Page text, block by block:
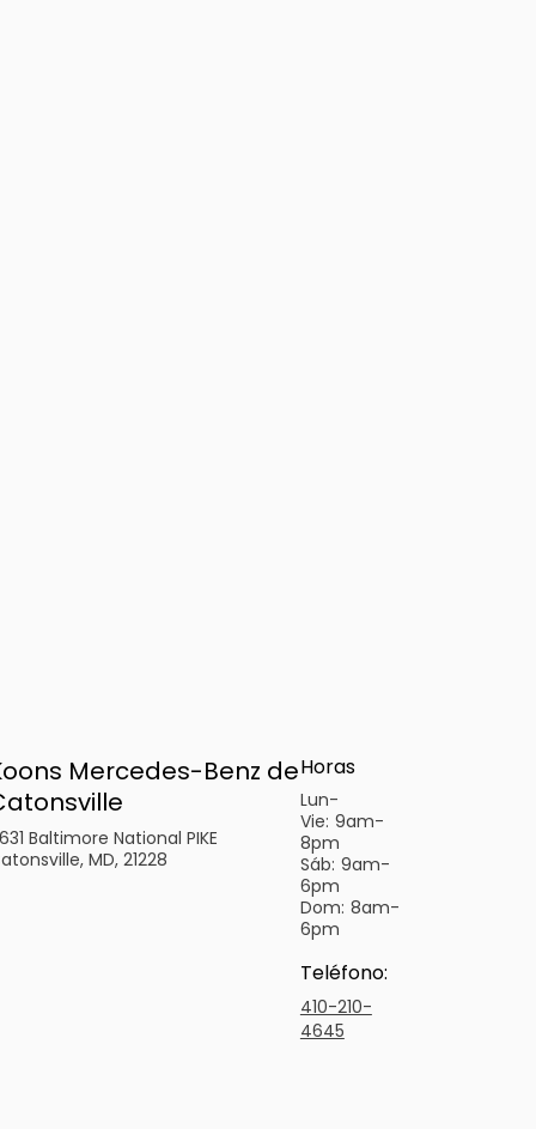
Mercedes-Benz de
Baltimore National PIKE
MD, 21228
Horas
Lun-
Vie: 9am-
8pm
Sáb: 9am-
6pm
Dom: 8am-
6pm
Teléfono:
410-210-
4645